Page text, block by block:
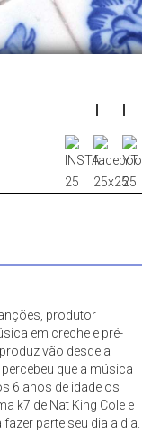
produtor
em creche e pré-
vão desde a
que a música
6 anos de idade os
k7 de Nat King Cole e
parte seu dia a dia.